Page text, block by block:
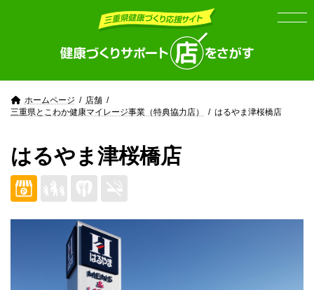
ホームページ
店舗
三重県とこわか健康マイレージ事業（特典協力店）
はるやま津桜橋店
はるやま津桜橋店